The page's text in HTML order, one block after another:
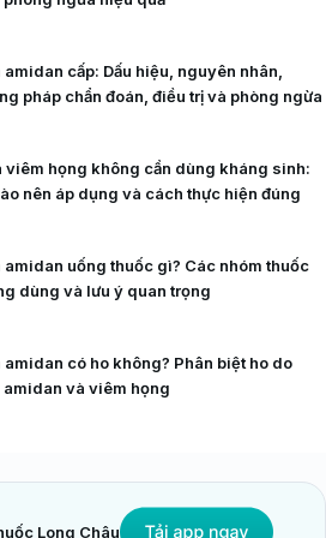
hô hấp trên. Bên cạnh
cũng có khả năng gây đột biến
nguy cơ phát sinh các tế bào
kém:
bảo có thể dẫn đến viêm nhiễm
họng và amidan. Môi trường
kiện cho vi khuẩn, virus phát
tổn thương lặp đi lặp lại niêm
đẩy quá trình biến đổi tế bào
amidan cấp: Dấu hiệu, nguyên nhân,
pháp chẩn đoán, điều trị và phòng ngừa
viêm họng không cần dùng kháng sinh:
nên áp dụng và cách thực hiện đúng
amidan uống thuốc gì? Các nhóm thuốc
dùng và lưu ý quan trọng
amidan có ho không? Phân biệt ho do
và viêm họng
Long Châu